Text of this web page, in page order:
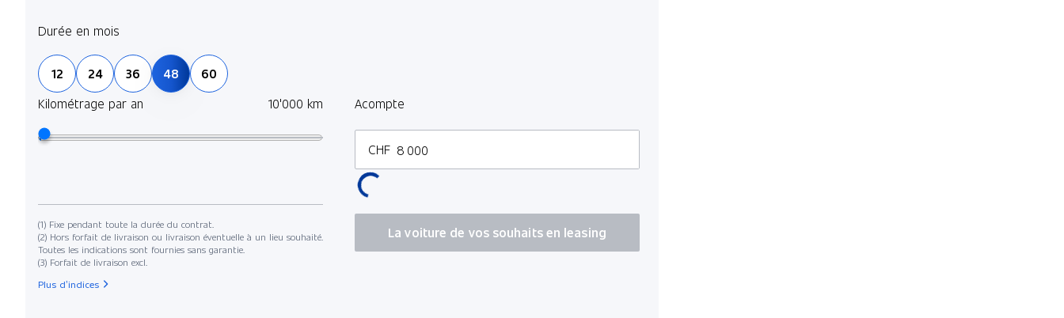
Durée en mois
12 24 36 48
60
Kilométrage par an
10'000 km Acompte
CHF
(1) Fixe pendant toute la durée du contrat.
(2) Hors forfait de livraison ou livraison éventuelle à un lieu souhaité.
Toutes les indications sont fournies sans garantie.
(3) Forfait de livraison excl.
La voiture de vos souhaits en leasing
Plus d’indices